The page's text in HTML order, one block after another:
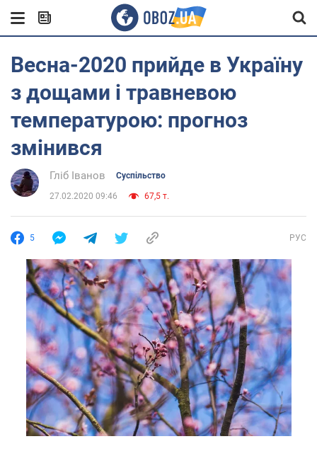
Весна-2020 прийде в Україну
з дощами і травневою
температурою: прогноз
змінився
Гліб Іванов Суспільство
27.02.2020 09:46 67,5 т.
5 РУС